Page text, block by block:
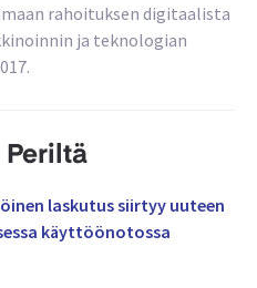
rahoituksen digitaalista
ja teknologian
laskutus siirtyy uuteen
käyttöönotossa